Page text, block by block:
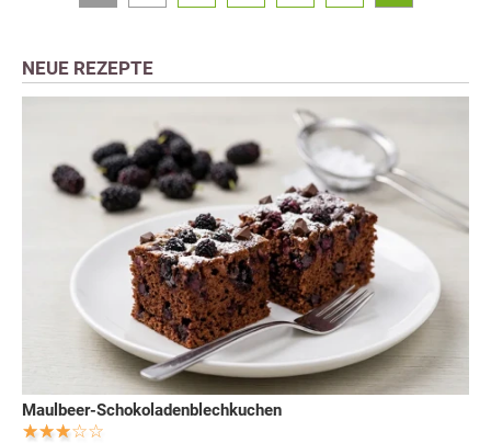
NEUE REZEPTE
Maulbeer-Schokoladenblechkuchen